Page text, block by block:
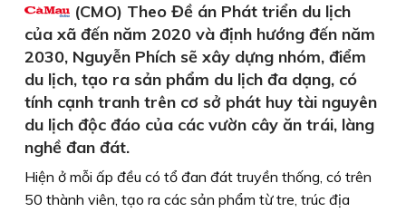
(CMO) Theo Đề án Phát triển du lịch
của xã đến năm 2020 và định hướng đến năm
2030, Nguyễn Phích sẽ xây dựng nhóm, điểm
du lịch, tạo ra sản phẩm du lịch đa dạng, có
tính cạnh tranh trên cơ sở phát huy tài nguyên
du lịch độc đáo của các vườn cây ăn trái, làng
nghề đan đát.
Hiện ở mỗi ấp đều có tổ đan đát truyền thống, có trên
50 thành viên, tạo ra các sản phẩm từ tre, trúc địa